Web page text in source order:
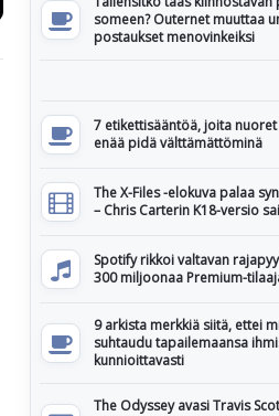
someen? Outernet muuttaa
postaukset menovinkeiksi
7 etikettisääntöä, joita
enää pidä välttämättöminä
The X-Files -elokuva palaa
– Chris Carterin K18-versio
Spotify rikkoi valtavan
300 miljoonaa Premium-
9 arkista merkkiä siitä, ettei
suhtaudu tapailemaansa
kunnioittavasti
The Odyssey avasi Travis